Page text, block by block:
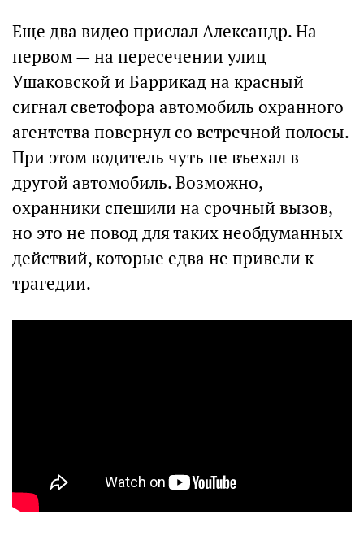
Еще два видео прислал Александр. На
первом — на пересечении улиц
Ушаковской и Баррикад на красный
сигнал светофора автомобиль охранного
агентства повернул со встречной полосы.
При этом водитель чуть не въехал в
другой автомобиль. Возможно,
охранники спешили на срочный вызов,
но это не повод для таких необдуманных
действий, которые едва не привели к
трагедии.